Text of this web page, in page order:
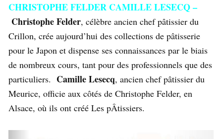
CHRISTOPHE FELDER CAMILLE LESECQ –
Christophe Felder, célèbre ancien chef pâtissier du
Crillon, crée aujourd’hui des collections de pâtisserie
pour le Japon et dispense ses connaissances par le biais
de nombreux cours, tant pour des professionnels que des
particuliers. Camille Lesecq, ancien chef pâtissier du
Meurice, officie aux côtés de Christophe Felder, en
Alsace, où ils ont créé Les pÂtissiers.